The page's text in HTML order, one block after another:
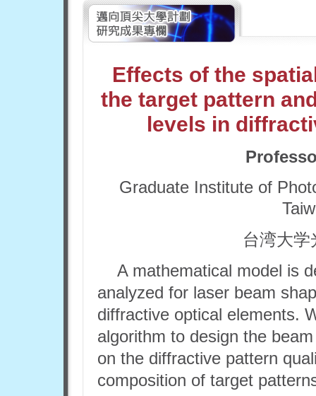
Effects of the
the target pattern
levels in
Graduate Institute of
台湾大
A mathematical model is
analyzed for laser beam
diffractive optical elements.
algorithm to design the
on the diffractive pattern
composition of target